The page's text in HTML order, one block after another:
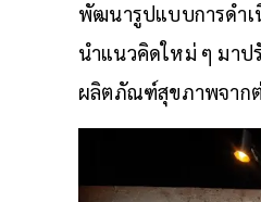
พัฒนารูปแบบการดำเ
นำแนวคิดใหม่ ๆ มาป
ผลิตภัณฑ์สุขภาพจากต่